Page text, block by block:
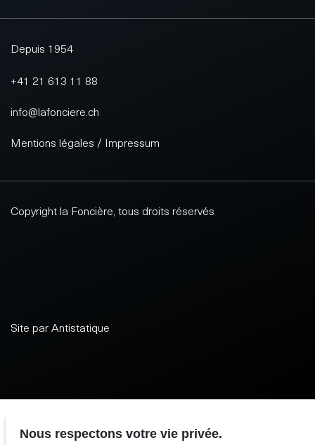
Depuis 1954
+41 21 613 11 88
info@lafonciere.ch
Mentions légales / Impressum
Copyright la Foncière, tous droits réservés
Site par Antistatique
Nous respectons votre vie privée.